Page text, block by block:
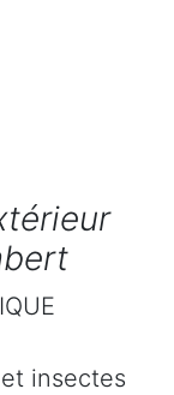
insectes